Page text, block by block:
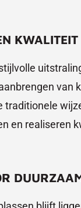
KWALITEIT
van
traditionele
en realiseren